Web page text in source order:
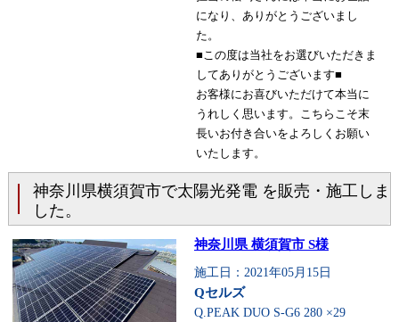
になり、ありがとうございまし
た。
■この度は当社をお選びいただきま
してありがとうございます■
お客様にお喜びいただけて本当に
うれしく思います。こちらこそ末
長いお付き合いをよろしくお願い
いたします。
神奈川県横須賀市で太陽光発電 を販売・施工しま
した。
神奈川県 横須賀市 S様
施工日：2021年05月15日
Qセルズ
Q.PEAK DUO S-G6 280 ×29